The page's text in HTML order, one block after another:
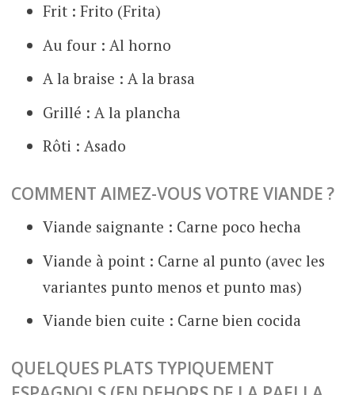
Frit : Frito (Frita)
Au four : Al horno
A la braise : A la brasa
Grillé : A la plancha
Rôti : Asado
COMMENT AIMEZ-VOUS VOTRE VIANDE ?
Viande saignante : Carne poco hecha
Viande à point : Carne al punto (avec les
variantes punto menos et punto mas)
Viande bien cuite : Carne bien cocida
QUELQUES PLATS TYPIQUEMENT